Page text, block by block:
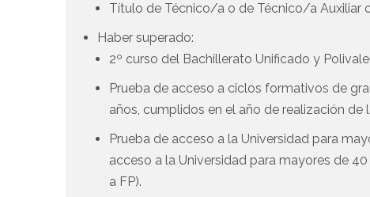
Título de Técnico/a o de Técnico/a Auxiliar
Haber superado:
2º curso del Bachillerato Unificado y
Prueba de acceso a ciclos formativos de
años, cumplidos en el año de realización de
Prueba de acceso a la Universidad para
acceso a la Universidad para mayores de
a FP).